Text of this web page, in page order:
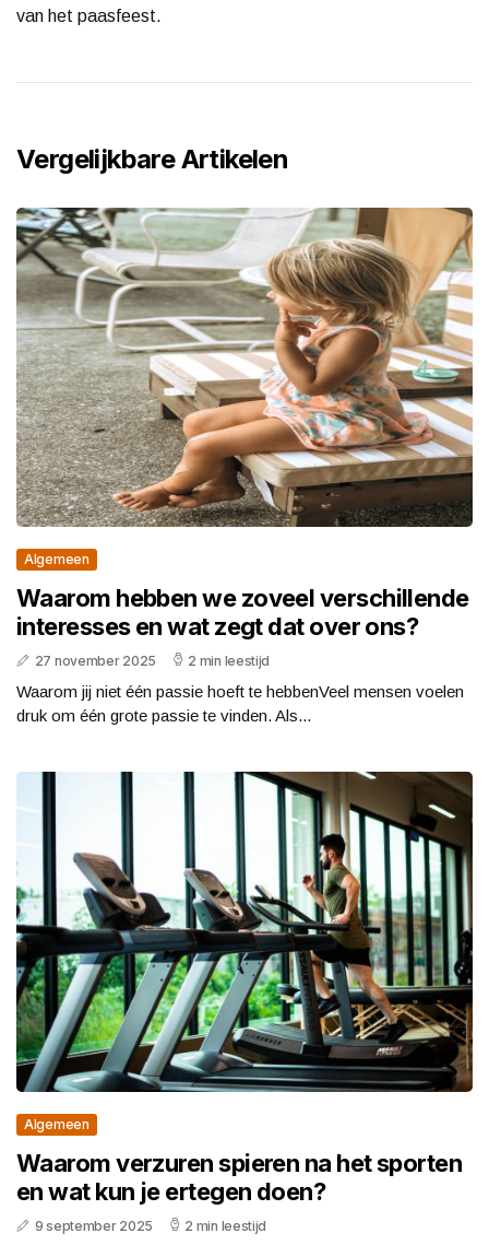
van het paasfeest.
Vergelijkbare Artikelen
Algemeen
Waarom hebben we zoveel verschillende
interesses en wat zegt dat over ons?
27 november 2025 2 min leestijd
Waarom jij niet één passie hoeft te hebbenVeel mensen voelen
druk om één grote passie te vinden. Als...
Algemeen
Waarom verzuren spieren na het sporten
en wat kun je ertegen doen?
9 september 2025 2 min leestijd